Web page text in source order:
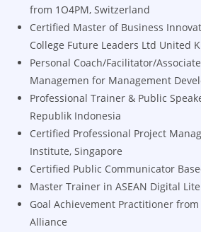
from 1O4PM, Switzerland
Certified Master of Business
College Future Leaders Ltd United
Personal Coach/Facilitator/
Managemen for Management
Professional Trainer & Public
Republik Indonesia
Certified Professional Project
Institute, Singapore
Certified Public Communicator
Master Trainer in ASEAN Digital
Goal Achievement Practitioner from
Alliance